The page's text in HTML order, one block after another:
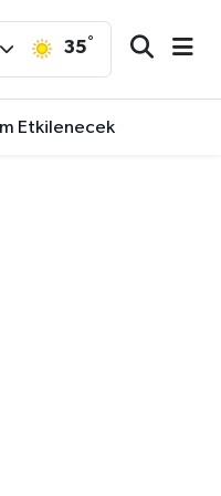
35°
Etkilenecek